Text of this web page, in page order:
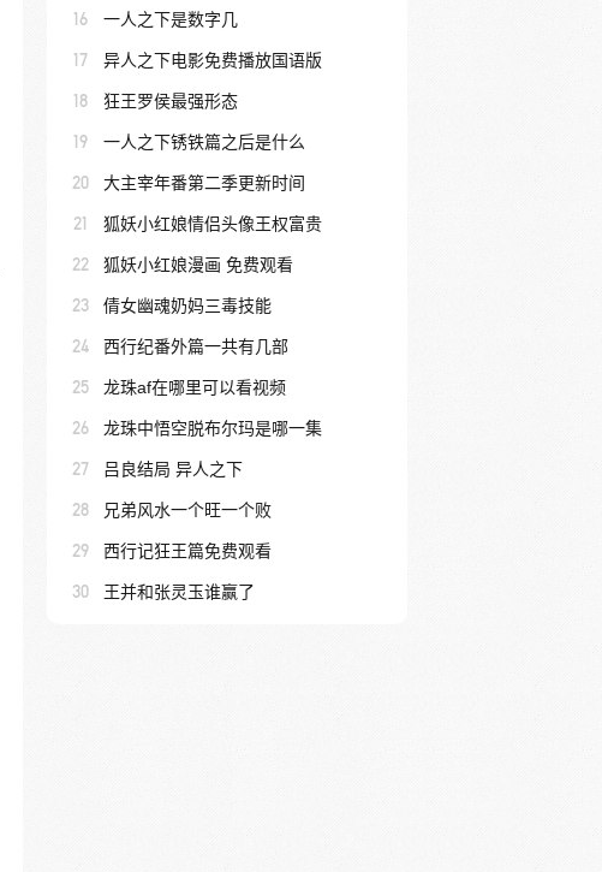
16 一人之下是数字几
17 异人之下电影免费播放国语版
18 狂王罗侯最强形态
19 一人之下锈铁篇之后是什么
20 大主宰年番第二季更新时间
21 狐妖小红娘情侣头像王权富贵
22 狐妖小红娘漫画 免费观看
23 倩女幽魂奶妈三毒技能
24 西行纪番外篇一共有几部
25 龙珠af在哪里可以看视频
26 龙珠中悟空脱布尔玛是哪一集
27 吕良结局 异人之下
28 兄弟风水一个旺一个败
29 西行记狂王篇免费观看
30 王并和张灵玉谁赢了